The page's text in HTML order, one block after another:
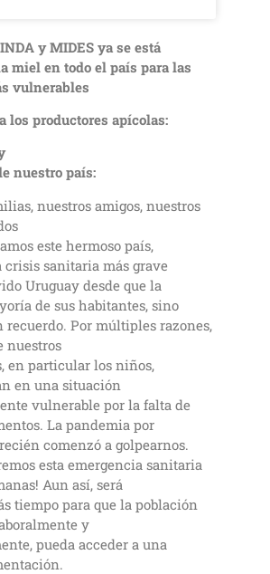
y MIDES ya se está
miel en todo el país para las
vulnerables
los productores apícolas:
nuestro país:
nuestros amigos, nuestros
este hermoso país,
crisis sanitaria más grave
Uruguay desde que la
de sus habitantes, sino
recuerdo. Por múltiples razones,
nuestros
en particular los niños,
en una situación
vulnerable por la falta de
La pandemia por
comenzó a golpearnos.
esta emergencia sanitaria
Aun así, será
tiempo para que la población
y
pueda acceder a una